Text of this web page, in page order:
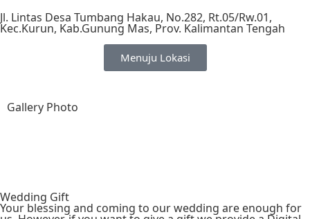
Jl. Lintas Desa Tumbang Hakau, No.282, Rt.05/Rw.01,
Kec.Kurun, Kab.Gunung Mas, Prov. Kalimantan Tengah
Menuju Lokasi
Gallery Photo
Wedding Gift
Your blessing and coming to our wedding are enough for